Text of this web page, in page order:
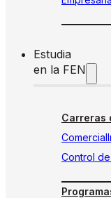
Estudia
en la FEN
Carreras
Comercial
Control